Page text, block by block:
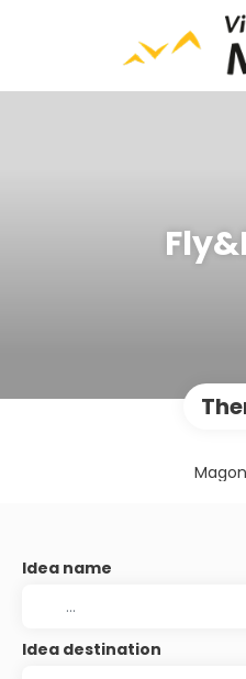
Idea name
Idea destination